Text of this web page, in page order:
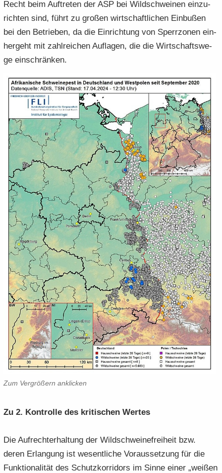
Recht beim Auf­tre­ten der ASP bei Wild­schwei­nen ein­zu­
rich­ten sind, führt zu gro­ßen wirt­schaft­li­chen Ein­bu­ßen
bei den Be­trie­ben, da die Ein­rich­tung von Sperr­zo­nen ein­
her­geht mit zahl­rei­chen Auf­la­gen, die die Wirt­schafts­we­
ge ein­schrän­ken.
Zum Ver­grö­ßern an­kli­cken
Zu 2. Kon­trol­le des kri­ti­schen Wer­tes
Die Auf­recht­erhal­tung der Wild­schwei­ne­frei­heit bzw.
deren Er­lan­gung ist we­sent­li­che Vor­aus­set­zung für die
Funk­tio­na­li­tät des Schutz­kor­ri­dors im Sinne einer „wei­ßen